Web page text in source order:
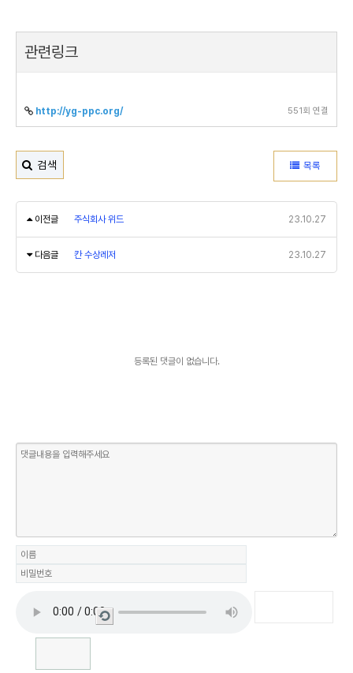
관련링크
http://yg-ppc.org/ 551회 연결
검색 목록
이전글 주식회사 위드 23.10.27
다음글 칸 수상레저 23.10.27
등록된 댓글이 없습니다.
새로